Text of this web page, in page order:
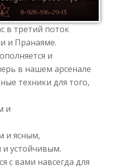
в третий поток
и Пранаяме.⠀
и
в нашем арсенале
техники для того,
и
и ясным,⠀
устойчивым.⠀
с вами навсегда для